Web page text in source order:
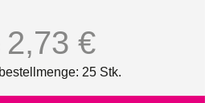
2,73 €
25 Stk.